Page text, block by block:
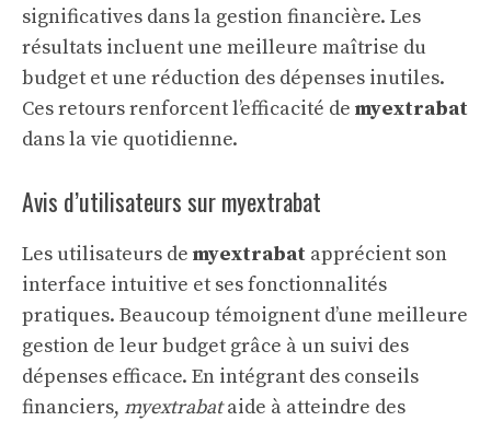
significatives dans la gestion financière. Les
résultats incluent une meilleure maîtrise du
budget et une réduction des dépenses inutiles.
Ces retours renforcent l’efficacité de myextrabat
dans la vie quotidienne.
Avis d’utilisateurs sur myextrabat
Les utilisateurs de myextrabat apprécient son
interface intuitive et ses fonctionnalités
pratiques. Beaucoup témoignent d’une meilleure
gestion de leur budget grâce à un suivi des
dépenses efficace. En intégrant des conseils
financiers, myextrabataide à atteindre des